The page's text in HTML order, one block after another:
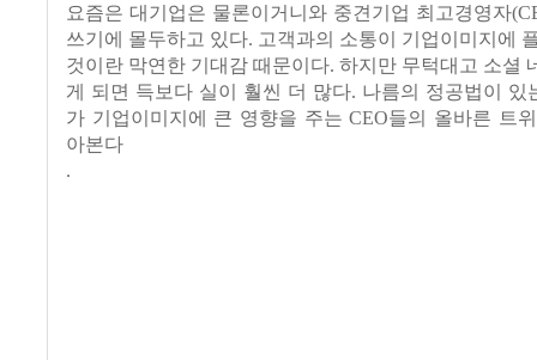
요즘은 대기업은 물론이거니와 중견기업 최고경영자
쓰기에 몰두하고 있다. 고객과의 소통이 기업이미지에
것이란 막연한 기대감 때문이다. 하지만 무턱대고 소셜
게 되면 득보다 실이 훨씬 더 많다. 나름의 정공법이 있
가 기업이미지에 큰 영향을 주는 CEO들의 올바른 트
아본다
.